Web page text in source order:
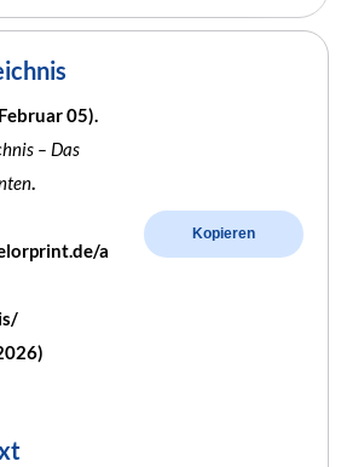
05).
– Das
.
a
Kopieren